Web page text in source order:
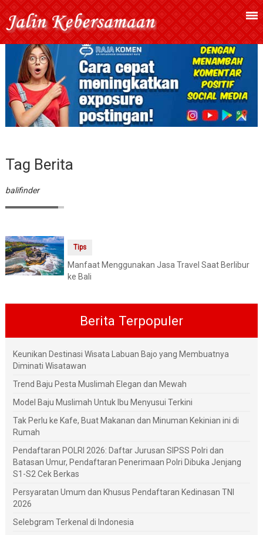
Tag Berita
balifinder
Tips
Manfaat Menggunakan Jasa Travel Saat Berlibur
ke Bali
Berita Terpopuler
Keunikan Destinasi Wisata Labuan Bajo yang Membuatnya
Diminati Wisatawan
Trend Baju Pesta Muslimah Elegan dan Mewah
Model Baju Muslimah Untuk Ibu Menyusui Terkini
Tak Perlu ke Kafe, Buat Makanan dan Minuman Kekinian ini di
Rumah
Pendaftaran POLRI 2026: Daftar Jurusan SIPSS Polri dan
Batasan Umur, Pendaftaran Penerimaan Polri Dibuka Jenjang
S1-S2 Cek Berkas
Persyaratan Umum dan Khusus Pendaftaran Kedinasan TNI
2026
Selebgram Terkenal di Indonesia